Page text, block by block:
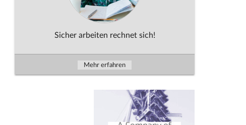
Sicher arbeiten rechnet sich!
Mehr erfahren